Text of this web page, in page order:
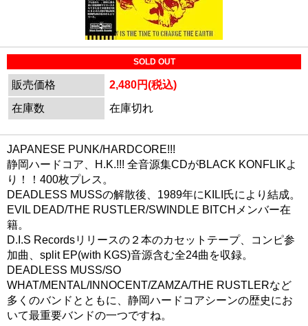
SOLD OUT
販売価格
2,480円(税込)
在庫数
在庫切れ
JAPANESE PUNK/HARDCORE!!!
静岡ハードコア、H.K.!!! 全音源集CDがBLACK KONFLIKよ
り！！400枚プレス。
DEADLESS MUSSの解散後、1989年にKILI氏により結成。
EVIL DEAD/THE RUSTLER/SWINDLE BITCHメンバー在
籍。
D.I.S Recordsリリースの２本のカセットテープ、コンピ参
加曲、split EP(with KGS)音源含む全24曲を収録。
DEADLESS MUSS/SO
WHAT/MENTAL/INNOCENT/ZAMZA/THE RUSTLERなど
多くのバンドとともに、静岡ハードコアシーンの歴史にお
いて最重要バンドの一つですね。